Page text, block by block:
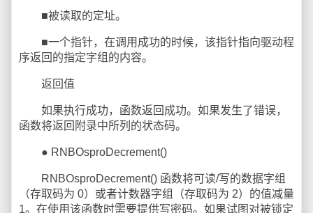
■被读取的定址。
■一个指针，在调用成功的时候，该指针指向驱动程
序返回的指定字组的内容。
返回值
如果执行成功，函数返回成功。如果发生了错误，
函数将返回附录中所列的状态码。
● RNBOsproDecrement()
RNBOsproDecrement() 函数将可读/写的数据字组
（存取码为 0）或者计数器字组（存取码为 2）的值减量
1。在使用该函数时需要提供写密码。如果试图对被锁定